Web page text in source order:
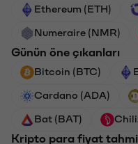
Ethereum (ETH)
Numeraire (NMR)
Günün öne çıkanları
Bitcoin (BTC)
Cardano (ADA)
Bat (BAT)
Kripto para fiyat